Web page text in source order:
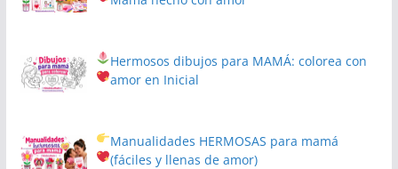
Hermosos dibujos para MAMÁ: colorea con
amor en Inicial
Manualidades HERMOSAS para mamá
(fáciles y llenas de amor)